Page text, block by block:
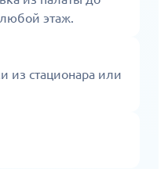
этаж.
из стационара или